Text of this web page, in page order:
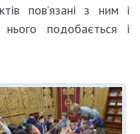
пов’язані з ним і
подобається і